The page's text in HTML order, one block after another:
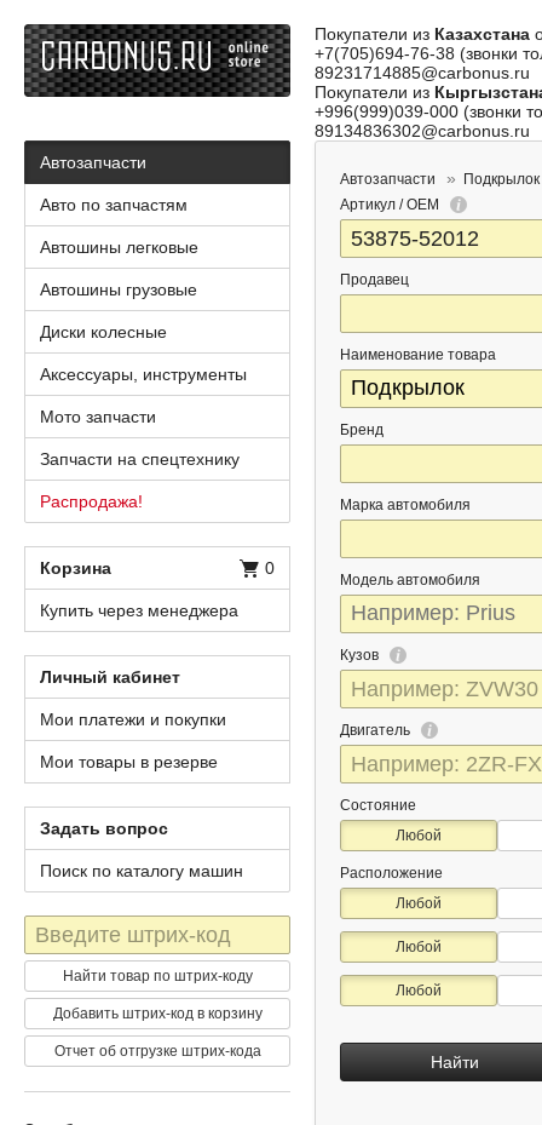
Покупатели из Казахстана
+7(705)694-76-38 (звонки
89231714885@carbonus.ru
Покупатели из
+996(999)039-000 (звонки
89134836302@carbonus.ru
Автозапчасти
Подкрылок
Артикул / OEM
Продавец
Наименование товара
Бренд
Марка автомобиля
Модель автомобиля
Кузов
Двигатель
Состояние
Любой
Расположение
Любой
Любой
Любой
Найти
Автозапчасти
Авто по запчастям
Автошины легковые
Автошины грузовые
Диски колесные
Аксессуары, инструменты
Мото запчасти
Запчасти на спецтехнику
Распродажа!
Корзина 0
Купить через менеджера
Личный кабинет
Мои платежи и покупки
Мои товары в резерве
Задать вопрос
Поиск по каталогу машин
Штрих-
код
Найти товар по штрих-коду
Добавить штрих-код в корзину
Отчет об отгрузке штрих-кода